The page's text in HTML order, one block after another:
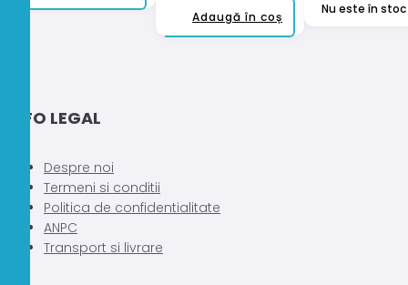
Adaugă în coș
fost:
20,00
Nu este în stoc
INFO LEGAL
Despre noi
Termeni si conditii
Politica de confidentialitate
ANPC
Transport si livrare